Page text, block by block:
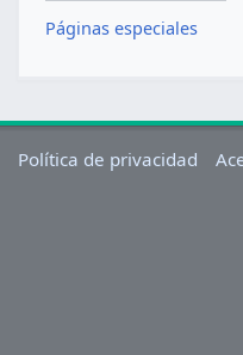
Páginas especiales
Política de privacidad